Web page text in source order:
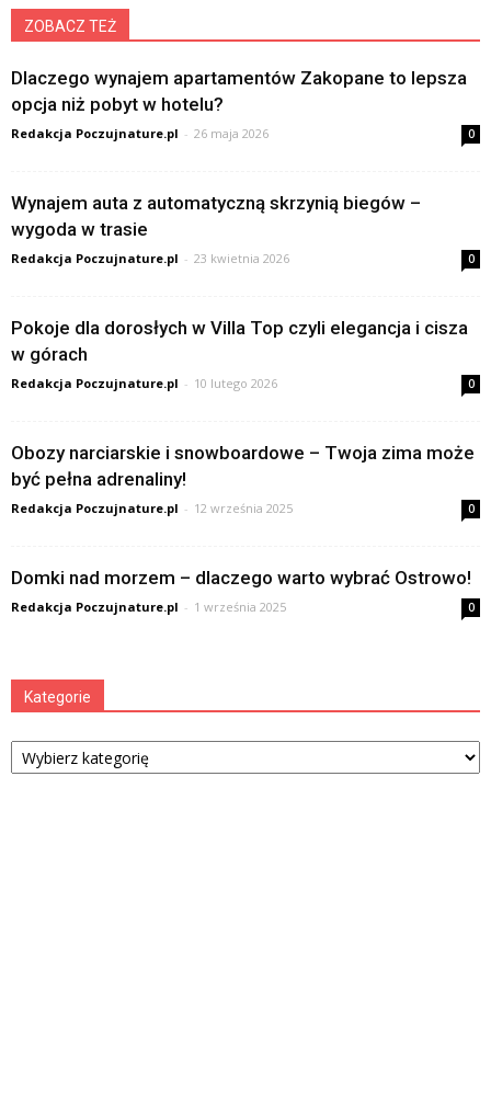
ZOBACZ TEŻ
Dlaczego wynajem apartamentów Zakopane to lepsza
opcja niż pobyt w hotelu?
Redakcja Poczujnature.pl - 26 maja 2026 0
Wynajem auta z automatyczną skrzynią biegów –
wygoda w trasie
Redakcja Poczujnature.pl - 23 kwietnia 2026 0
Pokoje dla dorosłych w Villa Top czyli elegancja i cisza
w górach
Redakcja Poczujnature.pl - 10 lutego 2026 0
Obozy narciarskie i snowboardowe – Twoja zima może
być pełna adrenaliny!
Redakcja Poczujnature.pl - 12 września 2025 0
Domki nad morzem – dlaczego warto wybrać Ostrowo!
Redakcja Poczujnature.pl - 1 września 2025 0
Kategorie
Kategorie